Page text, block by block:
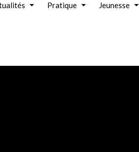
Pratique Jeunesse